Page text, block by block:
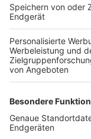
TOP-VEREINE
TOP-PARTNER